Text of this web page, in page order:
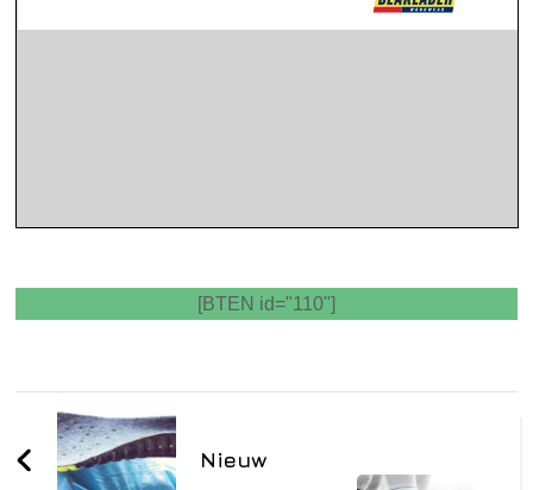
[BTEN id="110"]
Navigation
d'article
Nieuw